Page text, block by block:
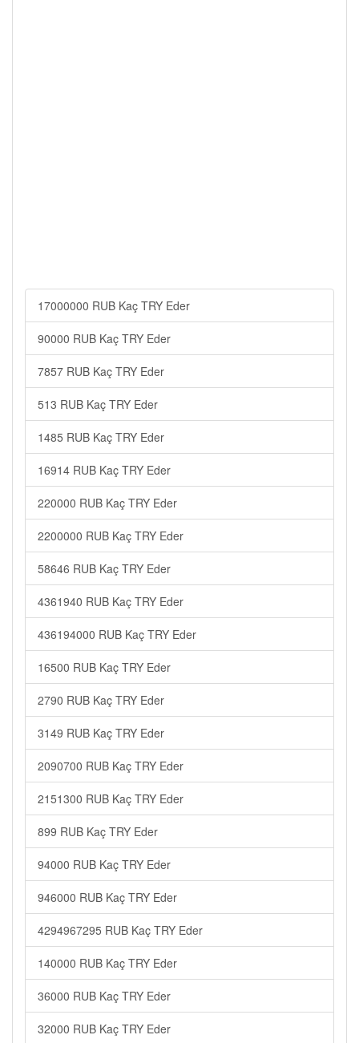
17000000 RUB Kaç TRY Eder
90000 RUB Kaç TRY Eder
7857 RUB Kaç TRY Eder
513 RUB Kaç TRY Eder
1485 RUB Kaç TRY Eder
16914 RUB Kaç TRY Eder
220000 RUB Kaç TRY Eder
2200000 RUB Kaç TRY Eder
58646 RUB Kaç TRY Eder
4361940 RUB Kaç TRY Eder
436194000 RUB Kaç TRY Eder
16500 RUB Kaç TRY Eder
2790 RUB Kaç TRY Eder
3149 RUB Kaç TRY Eder
2090700 RUB Kaç TRY Eder
2151300 RUB Kaç TRY Eder
899 RUB Kaç TRY Eder
94000 RUB Kaç TRY Eder
946000 RUB Kaç TRY Eder
4294967295 RUB Kaç TRY Eder
140000 RUB Kaç TRY Eder
36000 RUB Kaç TRY Eder
32000 RUB Kaç TRY Eder